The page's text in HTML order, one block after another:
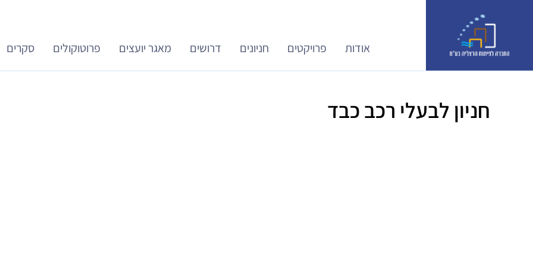
אודות פרויקטים חניונים דרושים מאגר יועצים פרוטוקולים סקרים
חניון לבעלי רכב כבד